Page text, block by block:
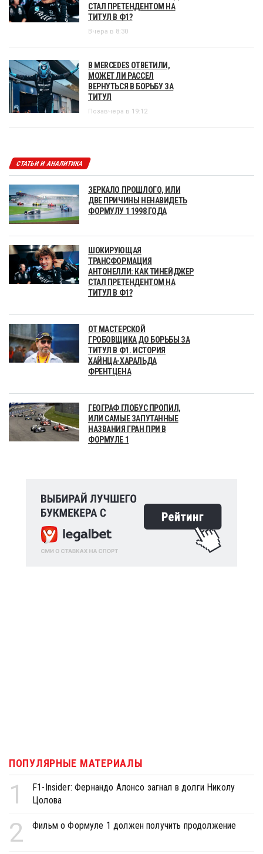
СТАЛ ПРЕТЕНДЕНТОМ НА
ТИТУЛ В Ф1?
Вчера в 8:30
В MERCEDES ОТВЕТИЛИ,
МОЖЕТ ЛИ РАССЕЛ
ВЕРНУТЬСЯ В БОРЬБУ ЗА
ТИТУЛ
Позавчера в 19:12
СТАТЬИ И АНАЛИТИКА
ЗЕРКАЛО ПРОШЛОГО, ИЛИ
ДВЕ ПРИЧИНЫ НЕНАВИДЕТЬ
ФОРМУЛУ 1 1998 ГОДА
ШОКИРУЮЩАЯ
ТРАНСФОРМАЦИЯ
АНТОНЕЛЛИ: КАК ТИНЕЙДЖЕР
СТАЛ ПРЕТЕНДЕНТОМ НА
ТИТУЛ В Ф1?
ОТ МАСТЕРСКОЙ
ГРОБОВЩИКА ДО БОРЬБЫ ЗА
ТИТУЛ В Ф1. ИСТОРИЯ
ХАЙНЦА-ХАРАЛЬДА
ФРЕНТЦЕНА
ГЕОГРАФ ГЛОБУС ПРОПИЛ,
ИЛИ САМЫЕ ЗАПУТАННЫЕ
НАЗВАНИЯ ГРАН ПРИ В
ФОРМУЛЕ 1
ПОПУЛЯРНЫЕ МАТЕРИАЛЫ
1
F1-Insider: Фернандо Алонсо загнал в долги Николу
Цолова
2 Фильм о Формуле 1 должен получить продолжение